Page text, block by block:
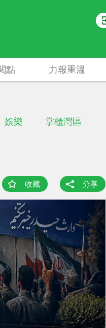
娛樂 掌櫃灣區
點 力報重溫
收藏 分享